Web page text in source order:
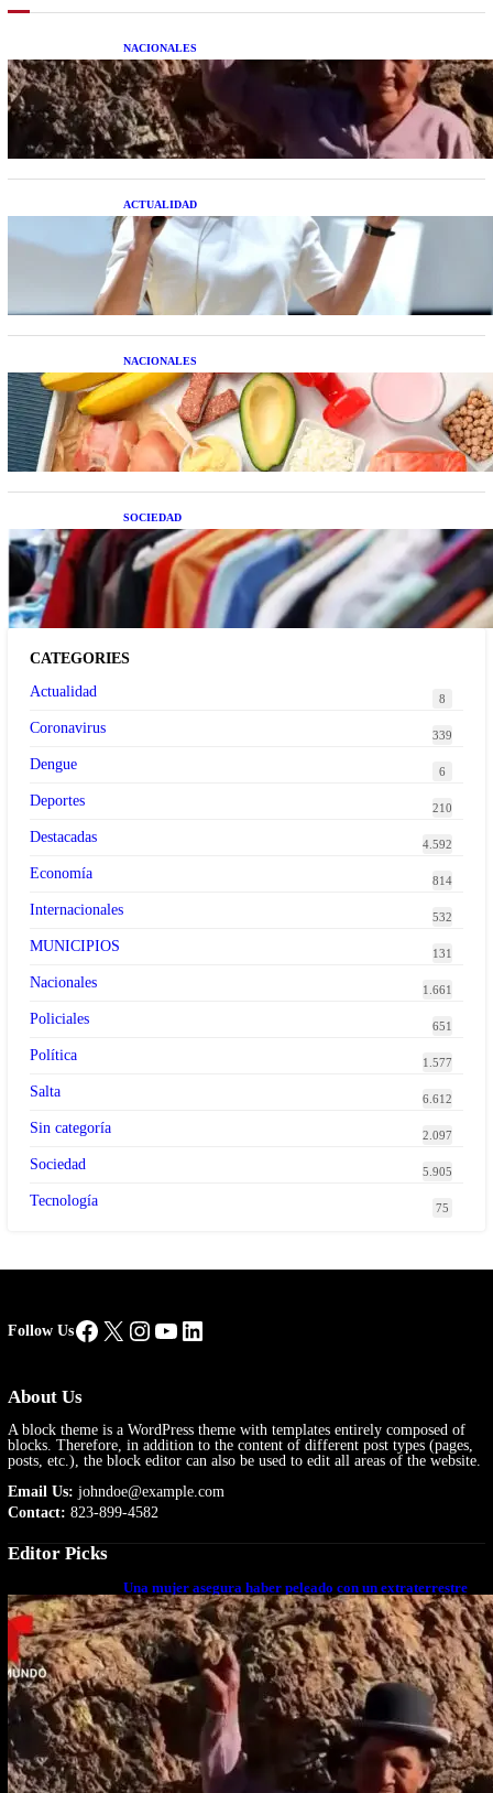
NACIONALES
Una mujer asegura haber peleado con un
extraterrestre cuerpo a cuerpo
ACTUALIDAD
La startup creada por una salteña que busca
resolver el estrés financiero en Latinoamérica
NACIONALES
Nutrición inteligente: Cinco superalimentos de
temporada que deberías sumar a tu dieta este mes
SOCIEDAD
Las grandes marcas globales se suman a la
tendencia de la ropa de segunda mano premium
CATEGORIES
Actualidad
8
Coronavirus 339
Dengue 6
Deportes 210
Destacadas 4.592
Economía 814
Internacionales 532
MUNICIPIOS 131
Nacionales 1.661
Policiales 651
Política 1.577
Salta 6.612
Sin categoría 2.097
Sociedad 5.905
Tecnología 75
Follow UsFacebook
X Instagram
YouTube
LinkedIn
About Us
A block theme is a WordPress theme with templates entirely composed of
blocks. Therefore, in addition to the content of different post types (pages,
posts, etc.), the block editor can also be used to edit all areas of the website.
Email Us: johndoe@example.com
Contact: 823-899-4582
Editor Picks
Una mujer asegura haber peleado con un extraterrestre
cuerpo a cuerpo